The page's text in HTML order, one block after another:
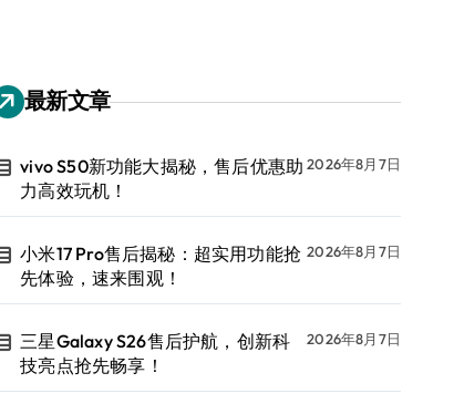
最新文章
vivo S50新功能大揭秘，售后优惠助
力高效玩机！
2026年8月7日
小米17 Pro售后揭秘：超实用功能抢
先体验，速来围观！
2026年8月7日
三星Galaxy S26售后护航，创新科
技亮点抢先畅享！
2026年8月7日